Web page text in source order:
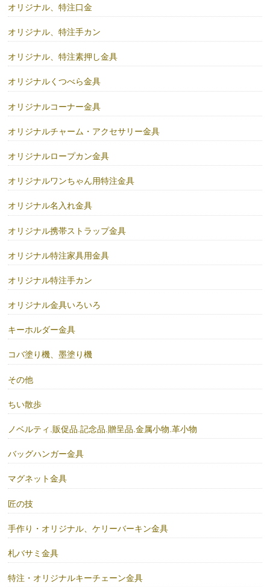
オリジナル、特注口金
オリジナル、特注手カン
オリジナル、特注素押し金具
オリジナルくつべら金具
オリジナルコーナー金具
オリジナルチャーム・アクセサリー金具
オリジナルロープカン金具
オリジナルワンちゃん用特注金具
オリジナル名入れ金具
オリジナル携帯ストラップ金具
オリジナル特注家具用金具
オリジナル特注手カン
オリジナル金具いろいろ
キーホルダー金具
コバ塗り機、墨塗り機
その他
ちい散歩
ノベルティ.販促品.記念品.贈呈品.金属小物.革小物
バッグハンガー金具
マグネット金具
匠の技
手作り・オリジナル、ケリーバーキン金具
札バサミ金具
特注・オリジナルキーチェーン金具